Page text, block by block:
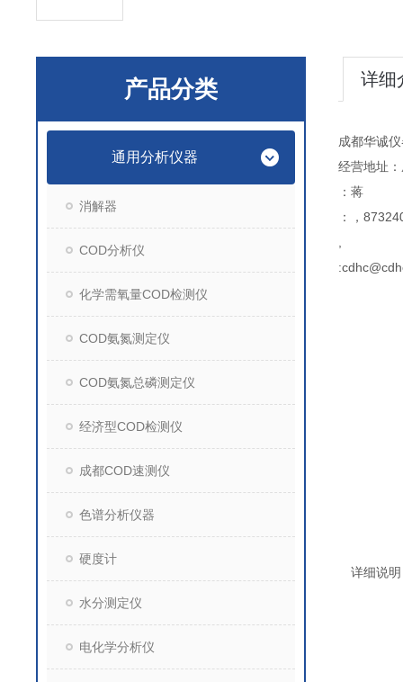
产品分类
通用分析仪器
消解器
COD分析仪
化学需氧量COD检测仪
COD氨氮测定仪
COD氨氮总磷测定仪
经济型COD检测仪
成都COD速测仪
色谱分析仪器
硬度计
水分测定仪
电化学分析仪
详细
成都华诚
经营地址
：蒋
：，
详细说